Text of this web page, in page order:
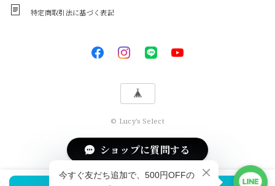
特定商取引法に基づく表記
© Lucy's Select
ショップに質問する